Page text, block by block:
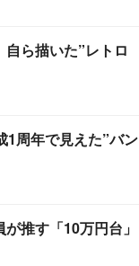
ら描いた”レトロ
周年で見えた”バン
が推す「10万円台」